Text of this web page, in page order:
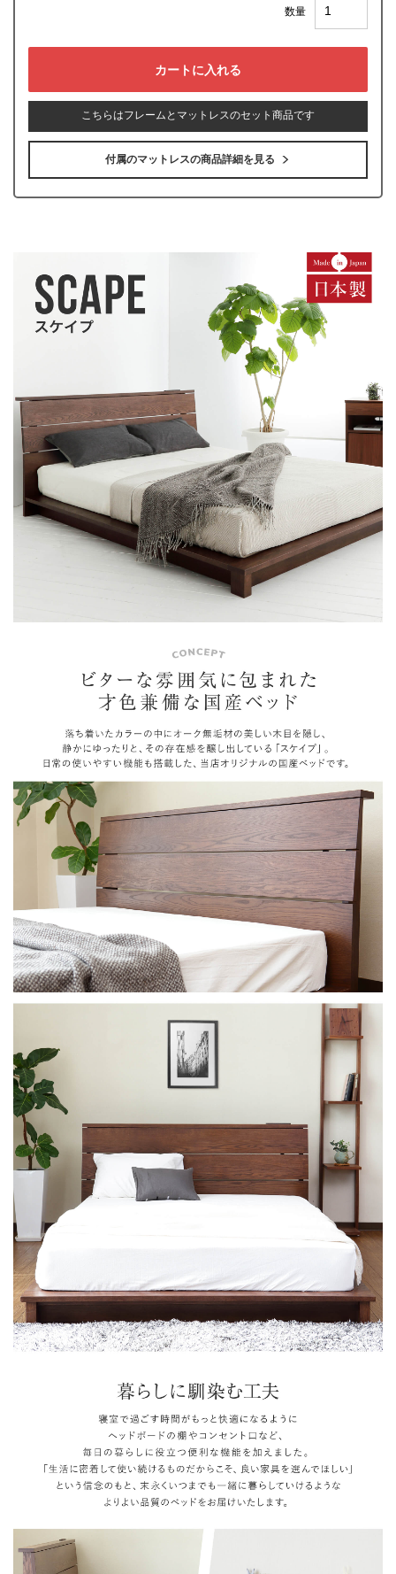
数量
こちらはフレームとマットレスのセット商品です
付属のマットレスの商品詳細を見る